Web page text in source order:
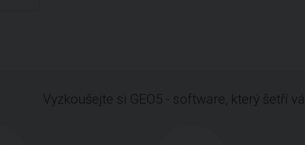
Vyzkoušejte si GEO5 - software, který šetří